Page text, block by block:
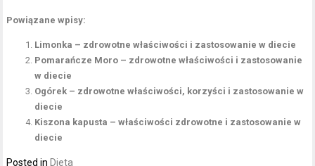
Powiązane wpisy:
Limonka – zdrowotne właściwości i zastosowanie w diecie
Pomarańcze Moro – zdrowotne właściwości i zastosowanie
w diecie
Ogórek – zdrowotne właściwości, korzyści i zastosowanie w
diecie
Kiszona kapusta – właściwości zdrowotne i zastosowanie w
diecie
Posted in Dieta